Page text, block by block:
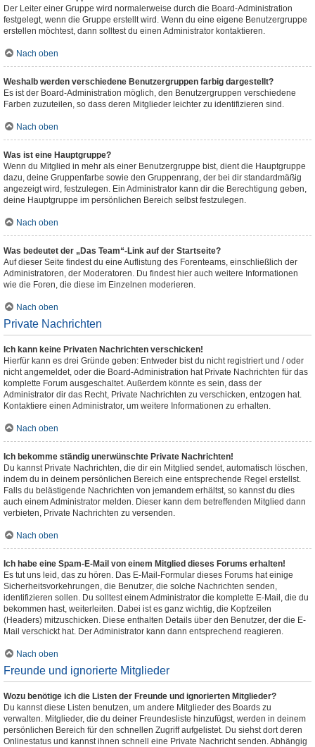
Der Leiter einer Gruppe wird normalerweise durch die Board-Administration
festgelegt, wenn die Gruppe erstellt wird. Wenn du eine eigene Benutzergruppe
erstellen möchtest, dann solltest du einen Administrator kontaktieren.
Nach oben
Weshalb werden verschiedene Benutzergruppen farbig dargestellt?
Es ist der Board-Administration möglich, den Benutzergruppen verschiedene
Farben zuzuteilen, so dass deren Mitglieder leichter zu identifizieren sind.
Nach oben
Was ist eine Hauptgruppe?
Wenn du Mitglied in mehr als einer Benutzergruppe bist, dient die Hauptgruppe
dazu, deine Gruppenfarbe sowie den Gruppenrang, der bei dir standardmäßig
angezeigt wird, festzulegen. Ein Administrator kann dir die Berechtigung geben,
deine Hauptgruppe im persönlichen Bereich selbst festzulegen.
Nach oben
Was bedeutet der „Das Team“-Link auf der Startseite?
Auf dieser Seite findest du eine Auflistung des Forenteams, einschließlich der
Administratoren, der Moderatoren. Du findest hier auch weitere Informationen
wie die Foren, die diese im Einzelnen moderieren.
Nach oben
Private Nachrichten
Ich kann keine Privaten Nachrichten verschicken!
Hierfür kann es drei Gründe geben: Entweder bist du nicht registriert und / oder
nicht angemeldet, oder die Board-Administration hat Private Nachrichten für das
komplette Forum ausgeschaltet. Außerdem könnte es sein, dass der
Administrator dir das Recht, Private Nachrichten zu verschicken, entzogen hat.
Kontaktiere einen Administrator, um weitere Informationen zu erhalten.
Nach oben
Ich bekomme ständig unerwünschte Private Nachrichten!
Du kannst Private Nachrichten, die dir ein Mitglied sendet, automatisch löschen,
indem du in deinem persönlichen Bereich eine entsprechende Regel erstellst.
Falls du belästigende Nachrichten von jemandem erhältst, so kannst du dies
auch einem Administrator melden. Dieser kann dem betreffenden Mitglied dann
verbieten, Private Nachrichten zu versenden.
Nach oben
Ich habe eine Spam-E-Mail von einem Mitglied dieses Forums erhalten!
Es tut uns leid, das zu hören. Das E-Mail-Formular dieses Forums hat einige
Sicherheitsvorkehrungen, die Benutzer, die solche Nachrichten senden,
identifizieren sollen. Du solltest einem Administrator die komplette E-Mail, die du
bekommen hast, weiterleiten. Dabei ist es ganz wichtig, die Kopfzeilen
(Headers) mitzuschicken. Diese enthalten Details über den Benutzer, der die E-
Mail verschickt hat. Der Administrator kann dann entsprechend reagieren.
Nach oben
Freunde und ignorierte Mitglieder
Wozu benötige ich die Listen der Freunde und ignorierten Mitglieder?
Du kannst diese Listen benutzen, um andere Mitglieder des Boards zu
verwalten. Mitglieder, die du deiner Freundesliste hinzufügst, werden in deinem
persönlichen Bereich für den schnellen Zugriff aufgelistet. Du siehst dort deren
Onlinestatus und kannst ihnen schnell eine Private Nachricht senden. Abhängig